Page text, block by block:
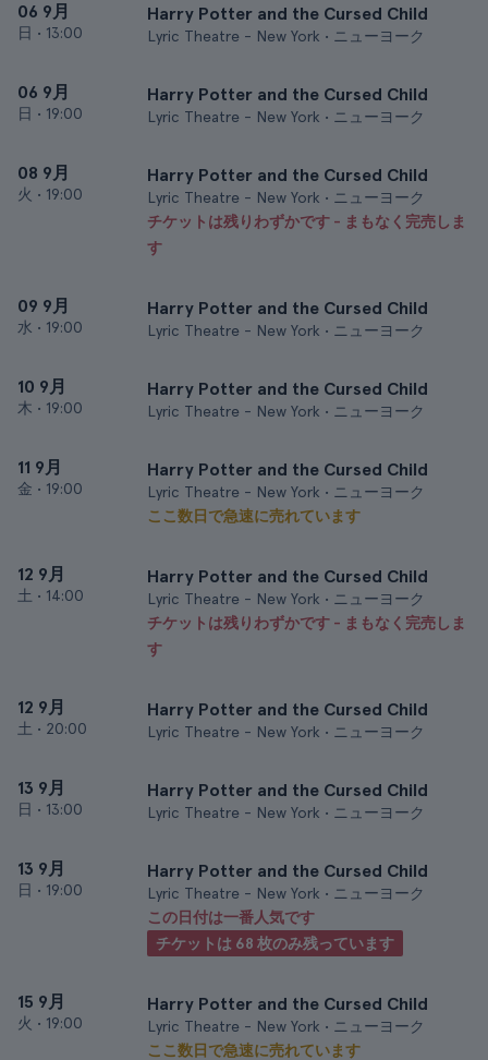
06 9月
日 • 13:00
Harry Potter and the Cursed Child
Lyric Theatre - New York • ニューヨーク
06 9月
日 • 19:00
Harry Potter and the Cursed Child
Lyric Theatre - New York • ニューヨーク
08 9月
火 • 19:00
Harry Potter and the Cursed Child
Lyric Theatre - New York • ニューヨーク
チケットは残りわずかです - まもなく完売しま
す
09 9月
水 • 19:00
Harry Potter and the Cursed Child
Lyric Theatre - New York • ニューヨーク
10 9月
木 • 19:00
Harry Potter and the Cursed Child
Lyric Theatre - New York • ニューヨーク
11 9月
金 • 19:00
Harry Potter and the Cursed Child
Lyric Theatre - New York • ニューヨーク
ここ数日で急速に売れています
12 9月
土 • 14:00
Harry Potter and the Cursed Child
Lyric Theatre - New York • ニューヨーク
チケットは残りわずかです - まもなく完売しま
す
12 9月
土 • 20:00
Harry Potter and the Cursed Child
Lyric Theatre - New York • ニューヨーク
13 9月
日 • 13:00
Harry Potter and the Cursed Child
Lyric Theatre - New York • ニューヨーク
13 9月
日 • 19:00
Harry Potter and the Cursed Child
Lyric Theatre - New York • ニューヨーク
この日付は一番人気です
チケットは 68 枚のみ残っています
15 9月
火 • 19:00
Harry Potter and the Cursed Child
Lyric Theatre - New York • ニューヨーク
ここ数日で急速に売れています